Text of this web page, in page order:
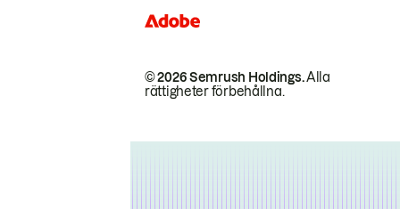
© 2026 Semrush Holdings.Alla
rättigheter förbehållna.